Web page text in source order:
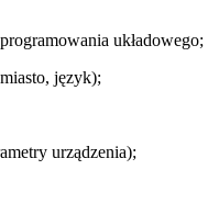
układowego;
język);
urządzenia);